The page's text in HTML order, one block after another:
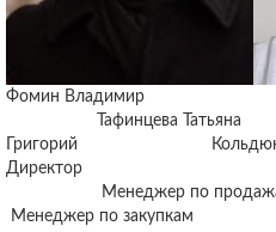
Фомин Владимир
Тафинцева
Григорий Кольдюков
Директор
Менеджер по
Менеджер по закупкам